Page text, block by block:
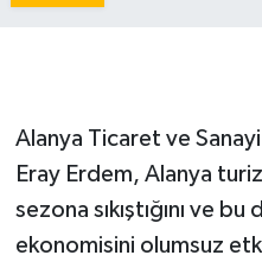
Alanya Ticaret ve Sanayi
Eray Erdem, Alanya
sezona sıkıştığını ve bu
ekonomisini olumsuz